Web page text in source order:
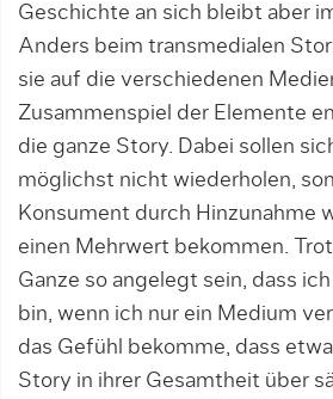
Geschichte an sich bleibt aber
Anders beim transmedialen
sie auf die verschie­denen
Zusammenspiel der Elemente
die ganze Story. Dabei sollen
möglichst nicht wiederholen,
Konsument durch Hinzunah­me
einen Mehrwert bekommen.
Ganze so angelegt sein, dass
bin, wenn ich nur ein Medium
das Gefühl bekomme, dass
Story in ihrer Gesamtheit über